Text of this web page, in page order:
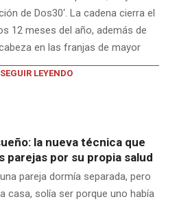
de Dos30‘. La cadena cierra el
12 meses del año, además de
en las franjas de mayor
SEGUIR LEYENDO
la nueva técnica que
parejas por su propia salud
pareja dormía separada, pero
casa, solía ser porque uno había